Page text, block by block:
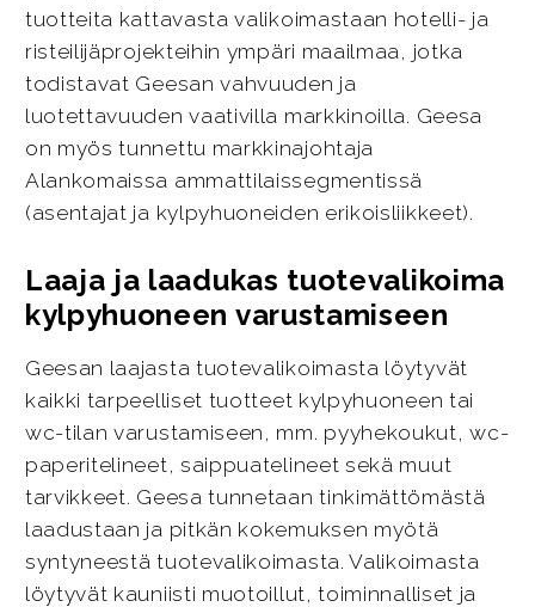
tuotteita kattavasta valikoimastaan hotelli- ja
risteilijäprojekteihin ympäri maailmaa, jotka
todistavat Geesan vahvuuden ja
luotettavuuden vaativilla markkinoilla. Geesa
on myös tunnettu markkinajohtaja
Alankomaissa ammattilaissegmentissä
(asentajat ja kylpyhuoneiden erikoisliikkeet).
Laaja ja laadukas tuotevalikoima
kylpyhuoneen varustamiseen
Geesan laajasta tuotevalikoimasta löytyvät
kaikki tarpeelliset tuotteet kylpyhuoneen tai
wc-tilan varustamiseen, mm. pyyhekoukut, wc-
paperitelineet, saippuatelineet sekä muut
tarvikkeet. Geesa tunnetaan tinkimättömästä
laadustaan ja pitkän kokemuksen myötä
syntyneestä tuotevalikoimasta. Valikoimasta
löytyvät kauniisti muotoillut, toiminnalliset ja